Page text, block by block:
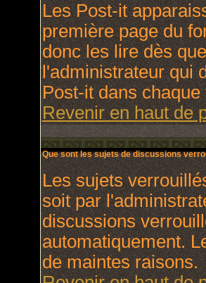
Les Post-it
première page du
donc les lire dès
l'administrateur qui
Post-it dans chaque
Revenir en haut de
Que sont les sujets de discussions
Les sujets
soit par
discussions
automatiquement.
de maintes raisons.